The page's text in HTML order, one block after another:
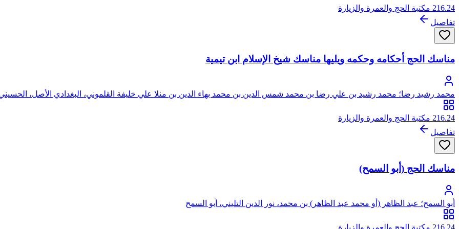
216.24 مكتبة الحج والعمرة والزيارة
تفاصيل
مناسك الحج أحكامه وحكمه ويليها مناسك شيخ الإسلام ابن تيمية
محمد رشيد رضا؛ محمد رشيد بن علي رضا بن محمد شمس الدين بن محمد بهاء الدين بن منلا علي خليفة القلموني، البغدادي الأصل،
216.24 مكتبة الحج والعمرة والزيارة
تفاصيل
مناسك الحج (أبو السمح)
أبو السمح؛ عبد الظاهر (أو محمد عبد الظاهر) بن محمد، نور الدين التليني، أبو السمح